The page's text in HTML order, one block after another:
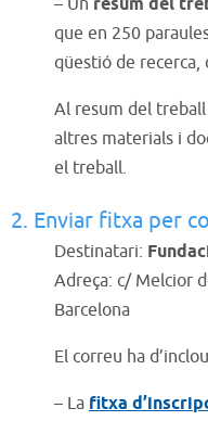
– Un resum del
que en 250
qüestió de
Al resum del treball
altres materials i
el treball.
2. Enviar fitxa per
Destinatari:
Adreça: c/ Melcior
Barcelona
El correu ha
– La fitxa